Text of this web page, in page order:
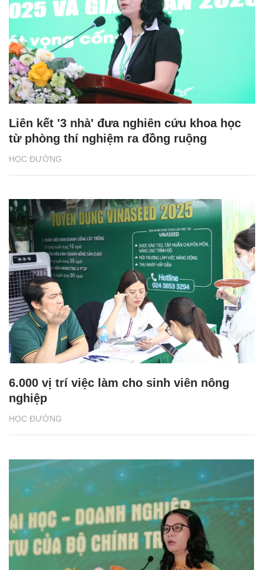
HỌC ĐƯỜNG
Liên kết '3 nhà' đưa nghiên cứu khoa học
từ phòng thí nghiệm ra đồng ruộng
HỌC ĐƯỜNG
6.000 vị trí việc làm cho sinh viên nông
nghiệp